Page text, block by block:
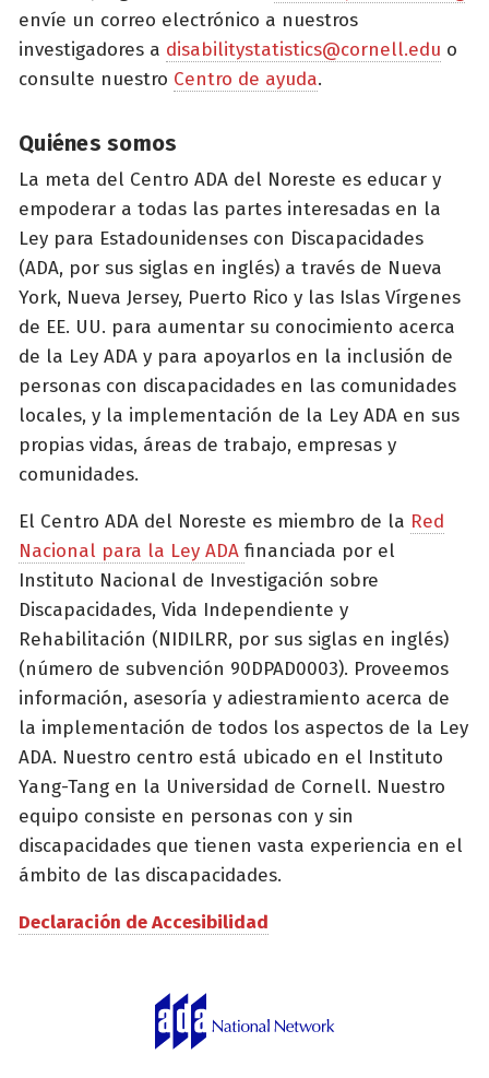
envíe un correo electrónico a nuestros
investigadores a disabilitystatistics@cornell.edu o
consulte nuestro Centro de ayuda.
Quiénes somos
La meta del Centro ADA del Noreste es educar y
empoderar a todas las partes interesadas en la
Ley para Estadounidenses con Discapacidades
(ADA, por sus siglas en inglés) a través de Nueva
York, Nueva Jersey, Puerto Rico y las Islas Vírgenes
de EE. UU. para aumentar su conocimiento acerca
de la Ley ADA y para apoyarlos en la inclusión de
personas con discapacidades en las comunidades
locales, y la implementación de la Ley ADA en sus
propias vidas, áreas de trabajo, empresas y
comunidades.
El Centro ADA del Noreste es miembro de la Red
Nacional para la Ley ADA financiada por el
Instituto Nacional de Investigación sobre
Discapacidades, Vida Independiente y
Rehabilitación (NIDILRR, por sus siglas en inglés)
(número de subvención 90DPAD0003). Proveemos
información, asesoría y adiestramiento acerca de
la implementación de todos los aspectos de la Ley
ADA. Nuestro centro está ubicado en el Instituto
Yang-Tang en la Universidad de Cornell. Nuestro
equipo consiste en personas con y sin
discapacidades que tienen vasta experiencia en el
ámbito de las discapacidades.
Declaración de Accesibilidad